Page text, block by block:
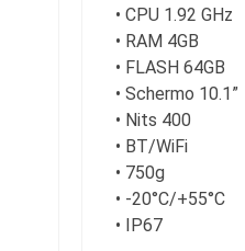
• CPU 1.92 GHz
• RAM 4GB
• FLASH 64GB
• Schermo 10.1”
• Nits 400
• BT/WiFi
• 750g
• -20°C/+55°C
• IP67